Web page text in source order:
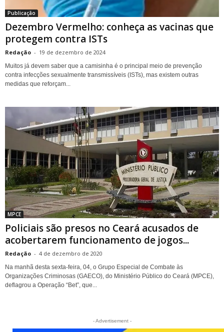
Publicação
Dezembro Vermelho: conheça as vacinas que
protegem contra ISTs
Redação - 19 de dezembro de 2024
Muitos já devem saber que a camisinha é o principal meio de prevenção
contra infecções sexualmente transmissíveis (ISTs), mas existem outras
medidas que reforçam...
MPCE
Policiais são presos no Ceará acusados de
acobertarem funcionamento de jogos...
Redação - 4 de dezembro de 2020
Na manhã desta sexta-feira, 04, o Grupo Especial de Combate às
Organizações Criminosas (GAECO), do Ministério Público do Ceará (MPCE),
deflagrou a Operação “Bet”, que...
- Advertisement -